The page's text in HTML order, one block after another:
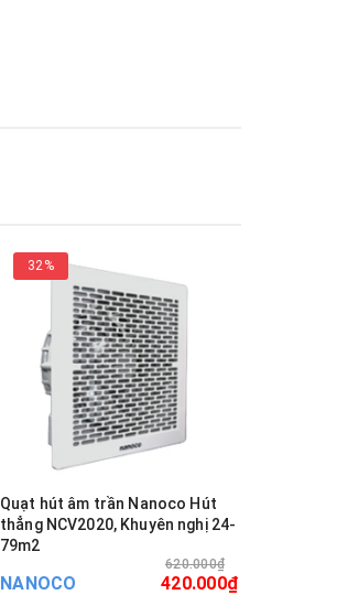
32%
Quạt hút âm trần Nanoco Hút
thẳng NCV2020, Khuyên nghị 24-
79m2
NANOCO
620.000₫
420.000₫